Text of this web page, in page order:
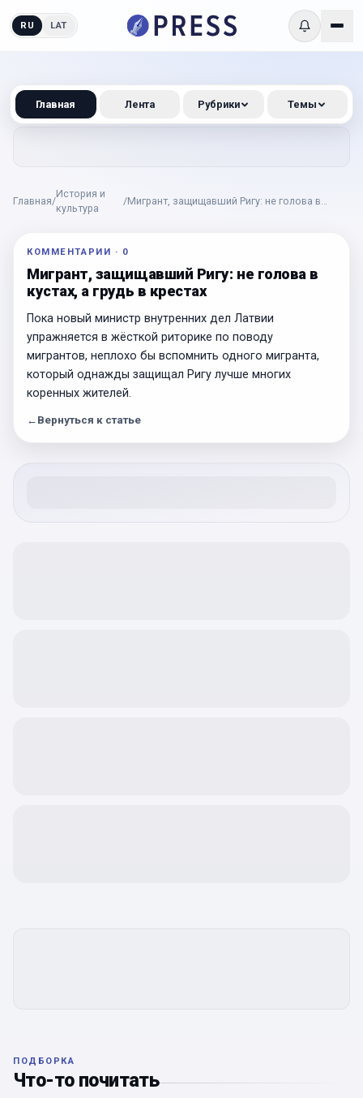
RU LAT
Главная/
История и
культура
/Мигрант, защищавший Ригу: не голова в
КОММЕНТАРИИ · 0
Мигрант, защищавший Ригу: не голова в
кустах, а грудь в крестах
Пока новый министр внутренних дел Латвии
упражняется в жёсткой риторике по поводу
мигрантов, неплохо бы вспомнить одного мигранта,
который однажды защищал Ригу лучше многих
коренных жителей.
← Вернуться к статье
ПОДБОРКА
Что-то почитать
Главная Лента Рубрики Темы